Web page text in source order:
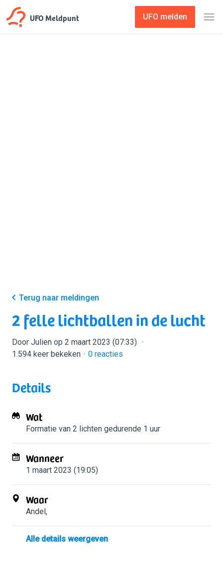
UFO Meldpunt UFO melden
Terug naar meldingen
2 felle lichtballen in de lucht
Door Julien op 2 maart 2023 (07:33)
1.594 keer bekeken
0 reacties
Details
Wat
Formatie van 2 lichten gedurende 1 uur
Wanneer
1 maart 2023 (19:05)
Waar
Andel,
Alle details weergeven